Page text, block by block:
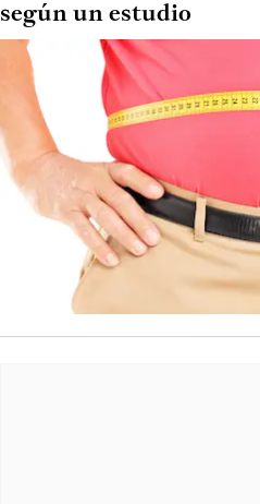
según un estudio